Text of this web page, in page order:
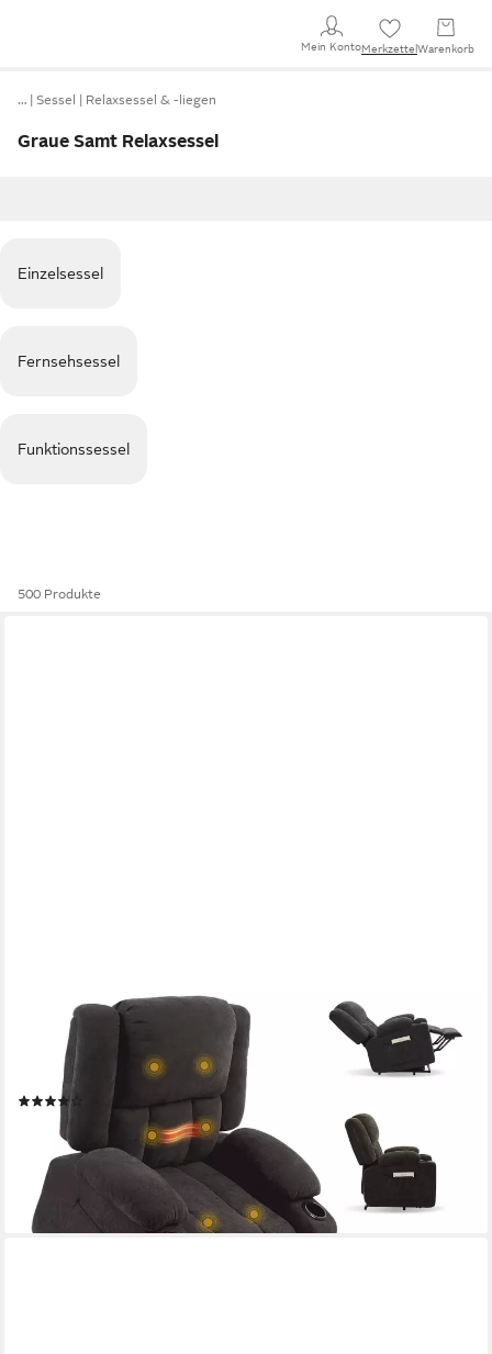
Mein KontoMerkzettel Warenkorb
… Sessel Relaxsessel & -liegen
Graue Samt Relaxsessel
Einzelsessel
Fernsehsessel
Funktionssessel
500 Produkte
Relaxsessel Elektrischer Relaxsessel mit Aufstehhilfe, Massage-
und Liegefunktion (mit Heizfunktion, 8-Punkt-Massage,
USB-/Type-C-Anschluss, 2 Seitentaschen, 2 integrierte
Getränkehalter, 105°-165° verstellbar), belastbar bis 200 kg,
XL6
399,99 € UVP 579,99 €
lieferbar in 2 Wochen